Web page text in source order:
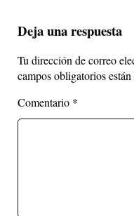
Deja una respuesta
Tu dirección de correo
campos obligatorios
Comentario *